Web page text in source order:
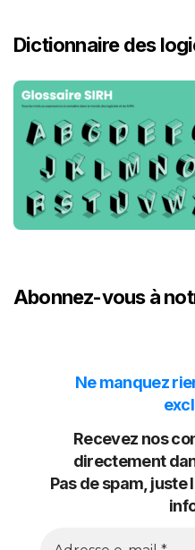
Dictionnaire des
Abonnez-vous à
Ne manquez
Recevez nos
directement
Pas de spam, juste